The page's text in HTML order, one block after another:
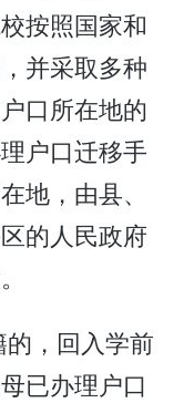
按照国家和
并采取多种
口所在地的
户口迁移手
地，由县、
的人民政府
，回入学前
已办理户口